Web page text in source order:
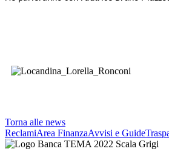
Torna alle news
ReclamiArea FinanzaAvvisi e Guide